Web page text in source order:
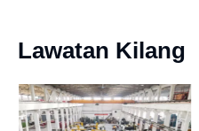
Lawatan Kilang